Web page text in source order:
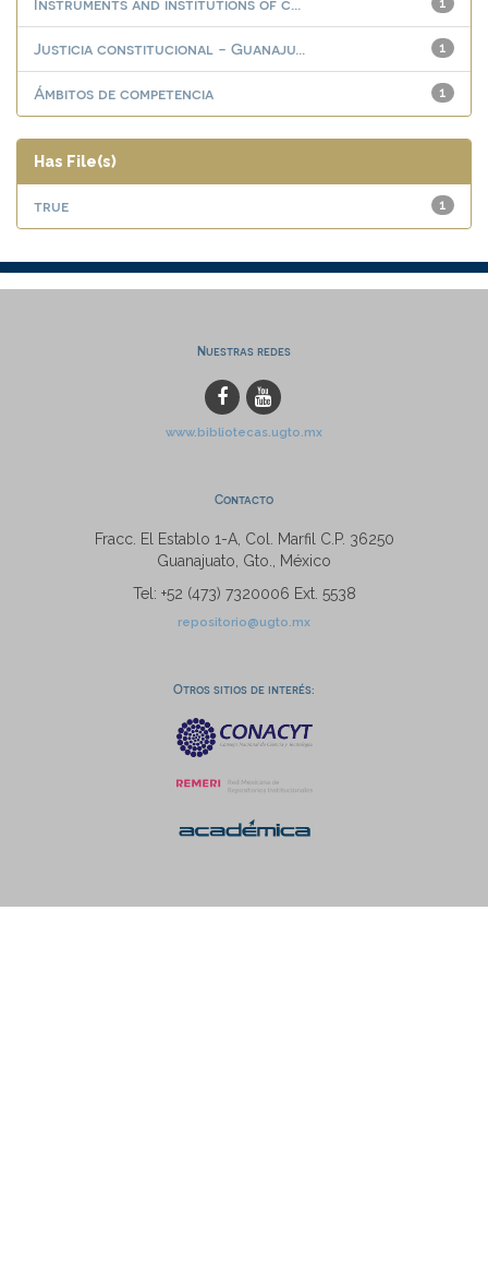
1
Instruments and institutions of c...
1
Justicia constitucional - Guanaju...
1
Ámbitos de competencia
Has File(s)
1
true
Nuestras redes
www.bibliotecas.ugto.mx
Contacto
Fracc. El Establo 1-A, Col. Marfil C.P. 36250
Guanajuato, Gto., México
Tel: +52 (473) 7320006 Ext. 5538
repositorio@ugto.mx
Otros sitios de interés: